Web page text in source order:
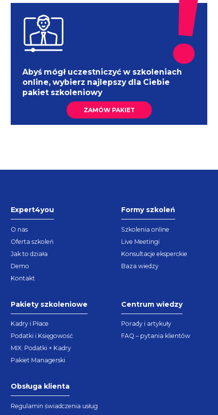
Abyś mógł uczestniczyć w szkoleniach
online, wybierz najlepszy dla Ciebie
pakiet szkoleniowy
ZAMÓW PAKIET
Expert4you
O nas
Oferta szkoleń
Jak to działa
Demo
Kontakt
Formy szkoleń
Szkolenia online
Live Meetingi
Konsultacje eksperckie
Baza wiedzy
Pakiety szkoleniowe
Kadry i Płace
Podatki i Księgowość
MIX: Podatki + Kadry
Pakiet Managerski
Centrum wiedzy
Porady i artykuły
FAQ – pytania klientów
Obsługa klienta
Regulamin świadczenia usług